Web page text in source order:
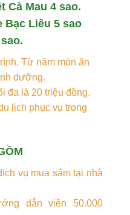
Cà Mau 4 sao.
Bạc Liêu 5 sao
Từ năm món ăn
dưỡng.
đa là 20 triệu đồng.
lịch phục vụ trong
vụ mua sắm tại nhà
dẫn viên 50.000